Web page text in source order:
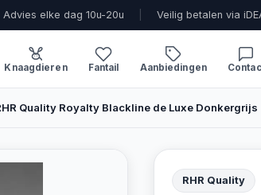
Advies elke dag 10u-20u Veilig betalen via
Knaagdieren Fantail Aanbiedingen
Quality Royalty Blackline de Luxe Donkergrijs
RHR Quality